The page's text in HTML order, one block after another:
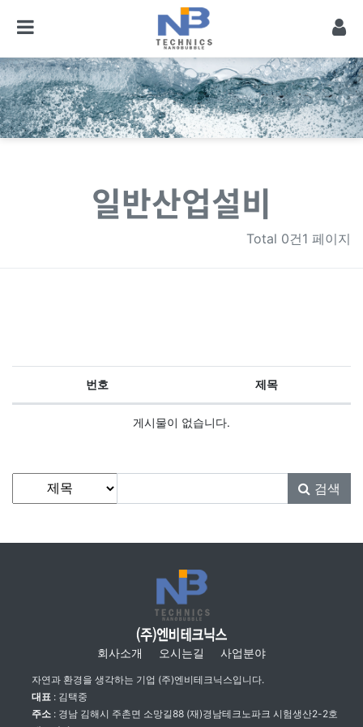
일반산업설비
Total 0건1 페이지
번호 제목
게시물이 없습니다.
게시물 검색
검색대상
검색어필수 검색
회사소개 오시는길 사업분야
자연과 환경을 생각하는 기업 (주)엔비테크닉스입니다.
대표 : 김택중
주소 : 경남 김해시 주촌면 소망길88 (재)경남테크노파크 시험생산2-2호